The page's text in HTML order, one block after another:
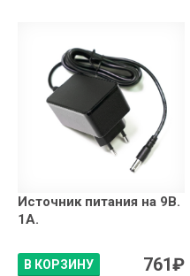
Источник питания на 9В.
1А.
В КОРЗИНУ 761₽